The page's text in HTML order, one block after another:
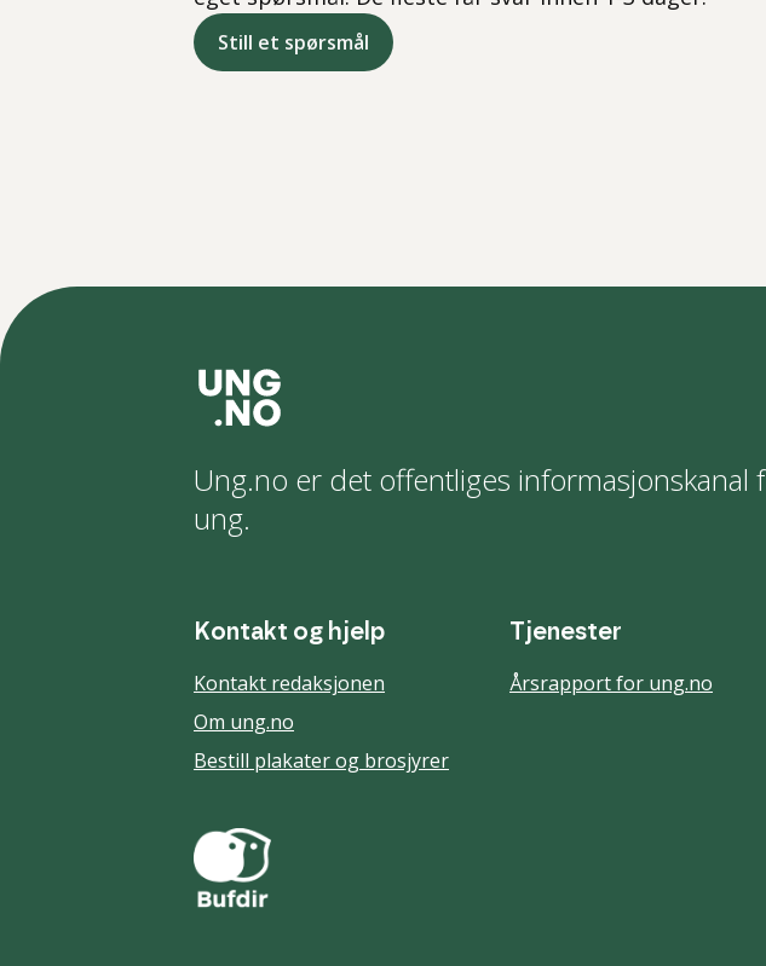
Still et spørsmål
Ung.no er det offentliges
ung.
Kontakt og hjelp
Kontakt redaksjonen
Om ung.no
Bestill plakater og brosjyrer
Tjenester
Årsrapport for ung.no